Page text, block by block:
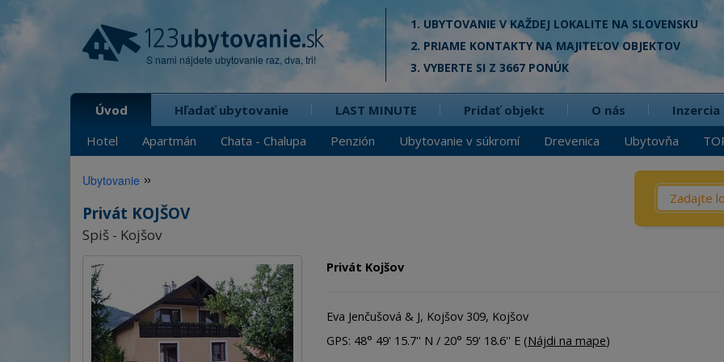
S nami nájdete ubytovanie raz, dva, tri!
1. UBYTOVANIE V KAŽDEJ LOKALITE NA SLOVENSKU
2. PRIAME KONTAKTY NA MAJITEĽOV OBJEKTOV
3. VYBERTE SI Z 3667 PONÚK
Úvod
Hotel
Apartmán Chata - Chalupa Penzión Ubytovanie v súkromí Drevenica Ubytovňa
Hľadať ubytovanie LAST MINUTE Pridať objekt O nás Inzercia
Čo? /
Ubytovanie »
Privát KOJŠOV
Spiš - Kojšov
Privát Kojšov
Eva Jenčušová & J, Kojšov 309, Kojšov
GPS: 48° 49' 15.7'' N / 20° 59' 18.6'' E (Nájdi na mape)